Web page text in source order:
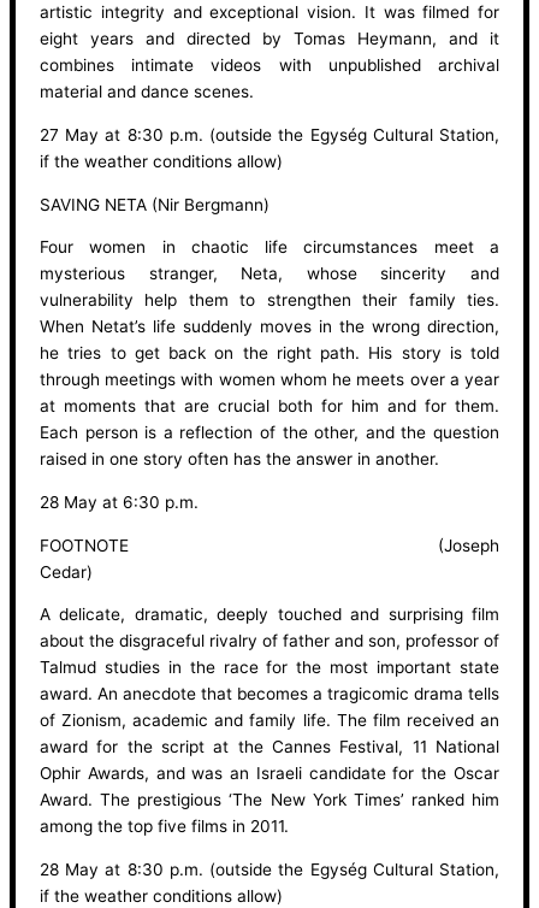
artistic integrity and exceptional vision. It was filmed for
eight years and directed by Tomas Heymann, and it
combines intimate videos with unpublished archival
material and dance scenes.
27 May at 8:30 p.m. (outside the Egység Cultural Station,
if the weather conditions allow)
SAVING NETA (Nir Bergmann)
Four women in chaotic life circumstances meet a
mysterious stranger, Neta, whose sincerity and
vulnerability help them to strengthen their family ties.
When Netat’s life suddenly moves in the wrong direction,
he tries to get back on the right path. His story is told
through meetings with women whom he meets over a year
at moments that are crucial both for him and for them.
Each person is a reflection of the other, and the question
raised in one story often has the answer in another.
28 May at 6:30 p.m.
FOOTNOTE (Joseph
A delicate, dramatic, deeply touched and surprising film
about the disgraceful rivalry of father and son, professor of
Talmud studies in the race for the most important state
award. An anecdote that becomes a tragicomic drama tells
of Zionism, academic and family life. The film received an
award for the script at the Cannes Festival, 11 National
Ophir Awards, and was an Israeli candidate for the Oscar
Award. The prestigious ‘The New York Times’ ranked him
among the top five films in 2011.
28 May at 8:30 p.m. (outside the Egység Cultural Station,
if the weather conditions allow)